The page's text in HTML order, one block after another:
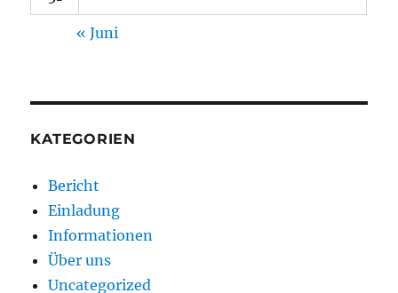
« Juni
KATEGORIEN
Bericht
Einladung
Informationen
Über uns
Uncategorized